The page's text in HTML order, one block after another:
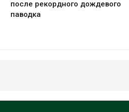
после рекордного дождевого
паводка